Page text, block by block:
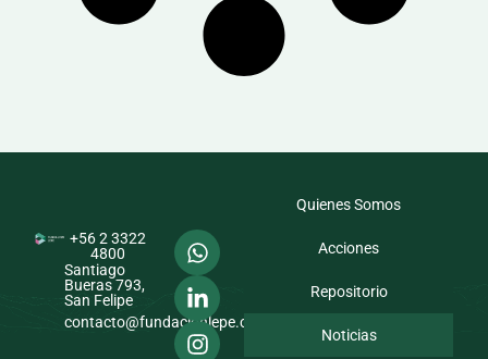
+56 2 3322
4800
Santiago
Bueras 793,
San Felipe
contacto@fundacionlepe.cl
Quienes Somos
Acciones
Repositorio
Noticias